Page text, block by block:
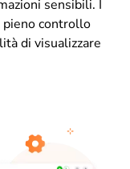
sensibili. I
controllo
di visualizzare